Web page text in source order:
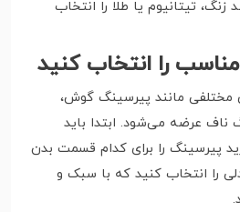
تیتانیوم یا طلا را انتخاب
مانند پیرسینگ گوش،
ناف عرضه می‌شود. ابتدا باید
پیرسینگ را برای کدام قسمت بدن
را انتخاب کنید که با سبک و